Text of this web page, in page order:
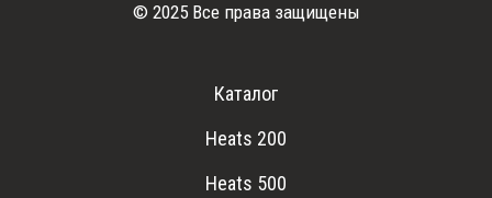
© 2025 Все права защищены
Каталог
Heats 200
Heats 500